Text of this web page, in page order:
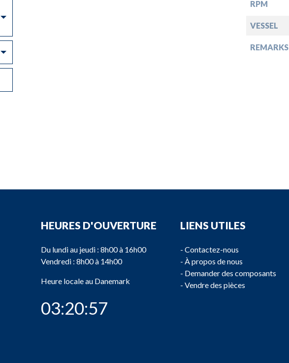
Toggle Dropdown
Toggle Dropdown
RPM
VESSEL
REMARKS
HEURES D'OUVERTURE
Du lundi au jeudi : 8h00 à 16h00
Vendredi : 8h00 à 14h00
Heure locale au Danemark
03:20:57
LIENS UTILES
- Contactez-nous
- À propos de nous
- Demander des composants
- Vendre des pièces